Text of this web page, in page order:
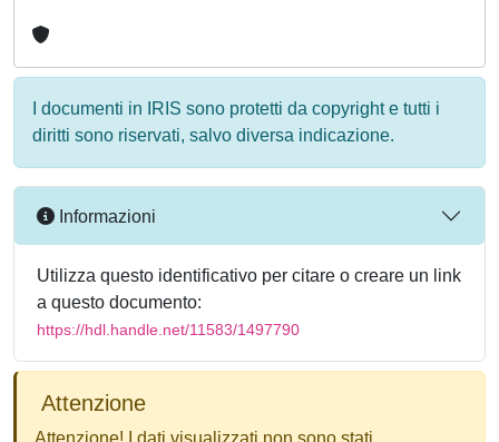
I documenti in IRIS sono protetti da copyright e tutti i
diritti sono riservati, salvo diversa indicazione.
Informazioni
Utilizza questo identificativo per citare o creare un link
a questo documento:
https://hdl.handle.net/11583/1497790
Attenzione
Attenzione! I dati visualizzati non sono stati